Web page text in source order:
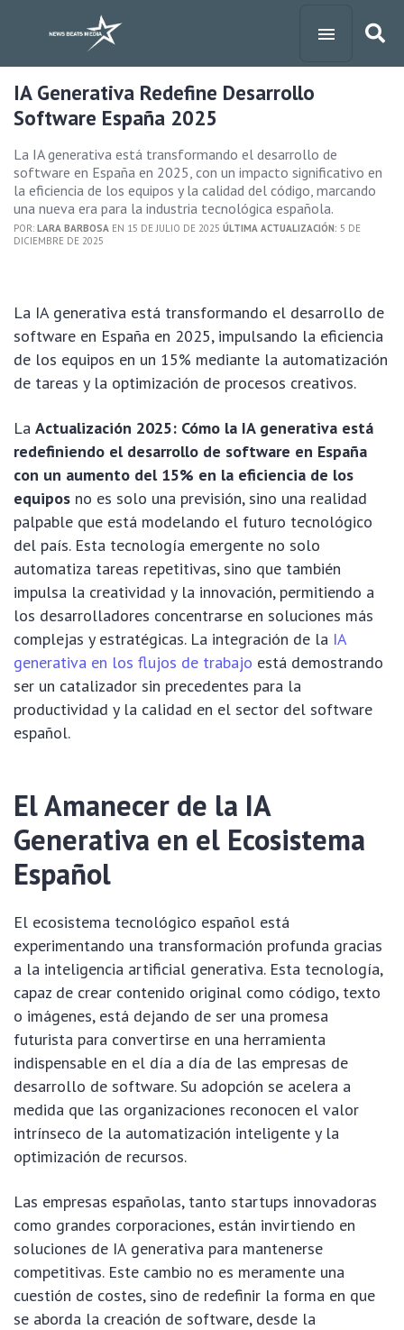
IA Generativa Redefine Desarrollo
Software España 2025
La IA generativa está transformando el desarrollo de
software en España en 2025, con un impacto significativo en
la eficiencia de los equipos y la calidad del código, marcando
una nueva era para la industria tecnológica española.
POR: LARA BARBOSA EN 15 DE JULIO DE 2025 ÚLTIMA ACTUALIZACIÓN: 5 DE
DICIEMBRE DE 2025
La IA generativa está transformando el desarrollo de
software en España en 2025, impulsando la eficiencia
de los equipos en un 15% mediante la automatización
de tareas y la optimización de procesos creativos.
La Actualización 2025: Cómo la IA generativa está
redefiniendo el desarrollo de software en España
con un aumento del 15% en la eficiencia de los
equipos no es solo una previsión, sino una realidad
palpable que está modelando el futuro tecnológico
del país. Esta tecnología emergente no solo
automatiza tareas repetitivas, sino que también
impulsa la creatividad y la innovación, permitiendo a
los desarrolladores concentrarse en soluciones más
complejas y estratégicas. La integración de la IA
generativa en los flujos de trabajo está demostrando
ser un catalizador sin precedentes para la
productividad y la calidad en el sector del software
español.
El Amanecer de la IA
Generativa en el Ecosistema
Español
El ecosistema tecnológico español está
experimentando una transformación profunda gracias
a la inteligencia artificial generativa. Esta tecnología,
capaz de crear contenido original como código, texto
o imágenes, está dejando de ser una promesa
futurista para convertirse en una herramienta
indispensable en el día a día de las empresas de
desarrollo de software. Su adopción se acelera a
medida que las organizaciones reconocen el valor
intrínseco de la automatización inteligente y la
optimización de recursos.
Las empresas españolas, tanto startups innovadoras
como grandes corporaciones, están invirtiendo en
soluciones de IA generativa para mantenerse
competitivas. Este cambio no es meramente una
cuestión de costes, sino de redefinir la forma en que
se aborda la creación de software, desde la